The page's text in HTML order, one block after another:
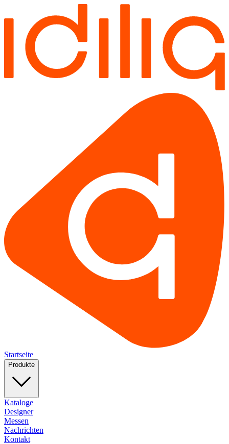
Startseite
Produkte
Kataloge
Designer
Messen
Nachrichten
Kontakt